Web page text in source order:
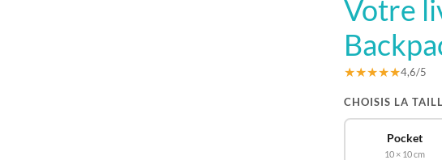
Votre
★★★★★4,6/5
CHOISIS LA
Pocket
10 × 10 cm